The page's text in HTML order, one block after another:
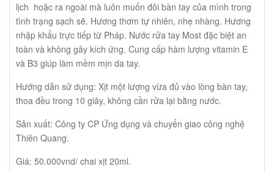
lịch hoặc ra ngoài mà luôn muốn đôi bàn tay của mình trong
tình trạng sạch sẽ. Hương thơm tự nhiên, nhẹ nhàng. Hương
nhập khẩu trực tiếp từ Pháp. Nước rửa tay Most đặc biệt an
toàn và không gây kích ứng. Cung cấp hàm lượng vitamin E
và B3 giúp làm mềm mịn da tay.
Hướng dẫn sử dụng: Xịt một lượng vừa đủ vào lòng bàn tay,
thoa đều trong 10 giây, không cần rửa lại bằng nước.
Sản xuất: Công ty CP Ứng dụng và chuyển giao công nghệ
Thiên Quang.
Giá: 50.000vnd/ chai xịt 20ml.